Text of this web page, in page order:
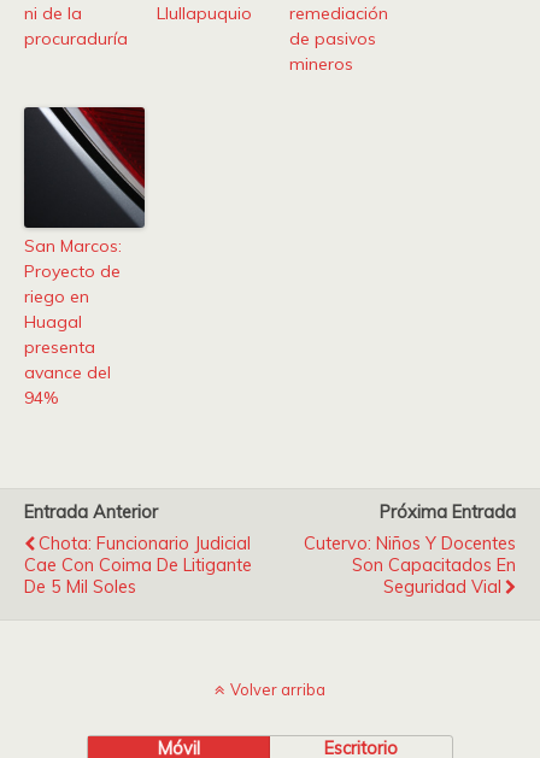
ni de la
procuraduría
Llullapuquio
remediación
de pasivos
mineros
San Marcos:
Proyecto de
riego en
Huagal
presenta
avance del
94%
Entrada Anterior
Chota: Funcionario Judicial
Cae Con Coima De Litigante
De 5 Mil Soles
Próxima Entrada
Cutervo: Niños Y Docentes
Son Capacitados En
Seguridad Vial
Volver arriba
Móvil Escritorio